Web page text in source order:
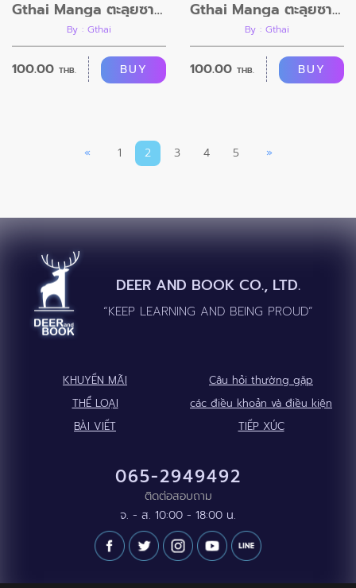
Gthai Manga ตะลุยซาวน่าเกย์ ตอนที่3
By : Gthai
100.00 THB. BUY
Gthai Manga ตะลุยซาวน่าเกย์ ตอนที่2
By : Gthai
100.00 THB. BUY
« 1 2 3 4 5 »
DEER AND BOOK CO., LTD.
“KEEP LEARNING AND BEING PROUD”
KHUYẾN MÃI
Câu hỏi thường gặp
THỂ LOẠI
các điều khoản và điều kiện
BÀI VIẾT
TIẾP XÚC
065-2949492
ติดต่อสอบถาม
จ. - ส. 10:00 - 18:00 น.